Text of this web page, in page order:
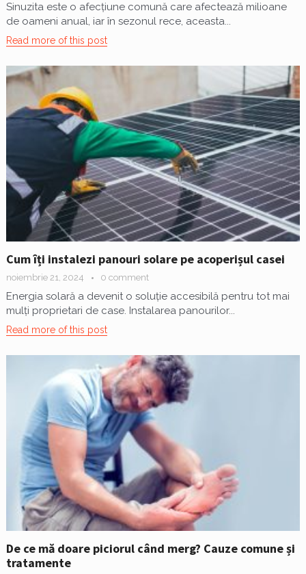
Sinuzita este o afecțiune comună care afectează milioane
de oameni anual, iar în sezonul rece, aceasta...
Read more of this post
Cum îți instalezi panouri solare pe acoperișul casei
noiembrie 21, 2024 0 comment
Energia solară a devenit o soluție accesibilă pentru tot mai
mulți proprietari de case. Instalarea panourilor...
Read more of this post
De ce mă doare piciorul când merg? Cauze comune și
tratamente